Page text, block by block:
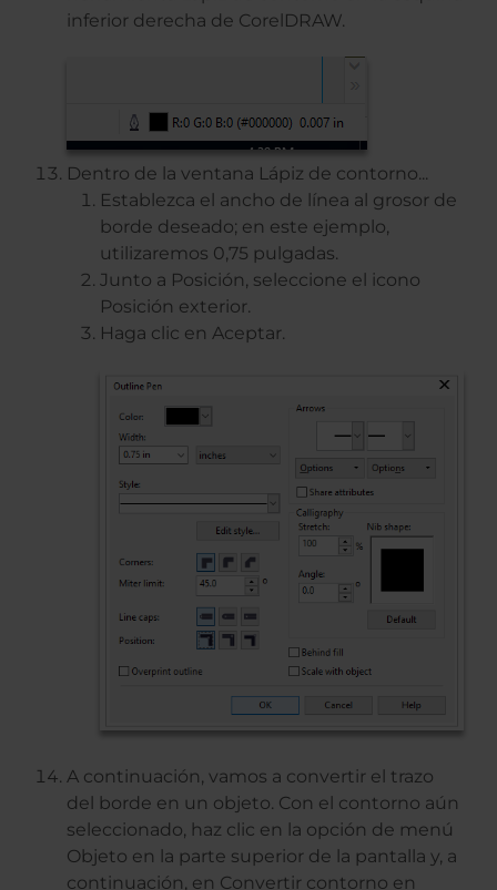
inferior derecha de CorelDRAW.
Dentro de la ventana Lápiz de contorno...
Establezca el ancho de línea al grosor de
borde deseado; en este ejemplo,
utilizaremos 0,75 pulgadas.
Junto a Posición, seleccione el icono
Posición exterior.
Haga clic en Aceptar.
A continuación, vamos a convertir el trazo
del borde en un objeto. Con el contorno aún
seleccionado, haz clic en la opción de menú
Objeto en la parte superior de la pantalla y, a
continuación, en Convertir contorno en